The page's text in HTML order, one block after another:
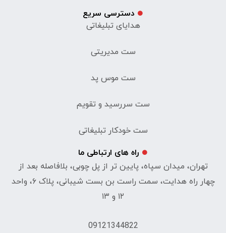
دسترسی سریع
هدایای تبلیغاتی
ست مدیریتی
ست موس پد
ست سررسید و تقویم
ست خودکار تبلیغاتی
راه های ارتباطی ما
تهران، میدان سپاه، پایین تر از پل چوبی، بلافاصله بعد از
چهار راه هدایت، سمت راست بن بست شیبانی، پلاک ۶، واحد
۱۲ و ۱۳
09121344822